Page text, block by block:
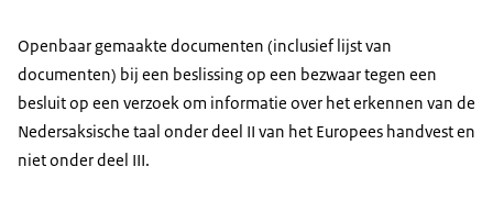
Openbaar gemaakte documenten (inclusief lijst van
documenten) bij een beslissing op een bezwaar tegen een
besluit op een verzoek om informatie over het erkennen van de
Nedersaksische taal onder deel II van het Europees handvest en
niet onder deel III.